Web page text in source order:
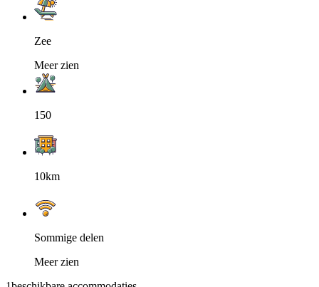
Zee
Meer zien
150
10km
Sommige delen
Meer zien